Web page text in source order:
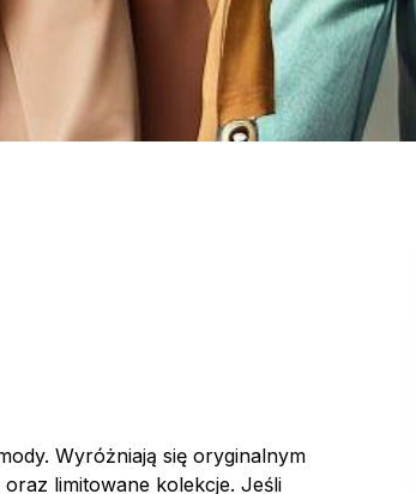
Wyróżniają się oryginalnym
limitowane kolekcje. Jeśli